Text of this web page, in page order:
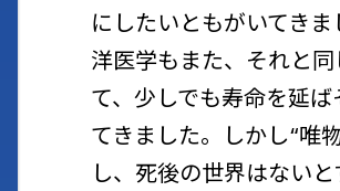
にしたいともがいてき
洋医学もまた、それと
て、少しでも寿命を延
てきました。しかし“唯
し、死後の世界はない